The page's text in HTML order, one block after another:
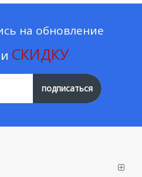
на обновление
СКИДКУ
подписаться